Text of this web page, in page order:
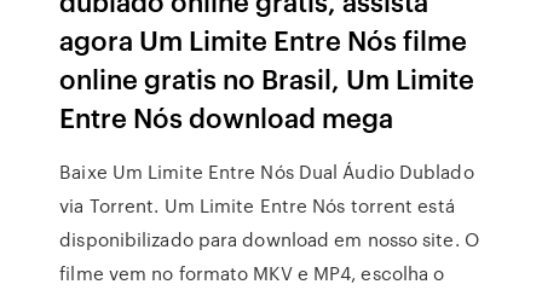
agora Um Limite Entre Nós filme
online gratis no Brasil, Um Limite
Entre Nós download mega
Baixe Um Limite Entre Nós Dual Áudio Dublado
via Torrent. Um Limite Entre Nós torrent está
disponibilizado para download em nosso site. O
filme vem no formato MKV e MP4, escolha o